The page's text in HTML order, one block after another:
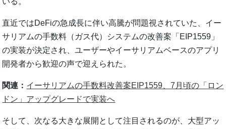
直近ではDeFiの急成長に伴い高騰が問題視されていた、イー
サリアムの手数料（ガス代）システムの改善案「EIP1559」
の実装が決定され、ユーザーやイーサリアムベースのアプリ
開発者から歓迎の声で迎えられた。
関連： イーサリアムの手数料改善案EIP1559、7月頃の「ロン
ドン」アップグレードで実装へ
そして、次なる大きな展開として注目されるのが、大型アッ